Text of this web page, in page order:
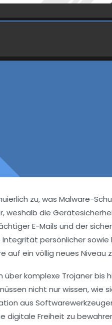
zu, was Malware-
die
E-Mails und der
persönlicher
auf ein völlig neues Niveau
komplexe Trojaner bis
nicht nur wissen, wie
aus
digitale Freiheit zu